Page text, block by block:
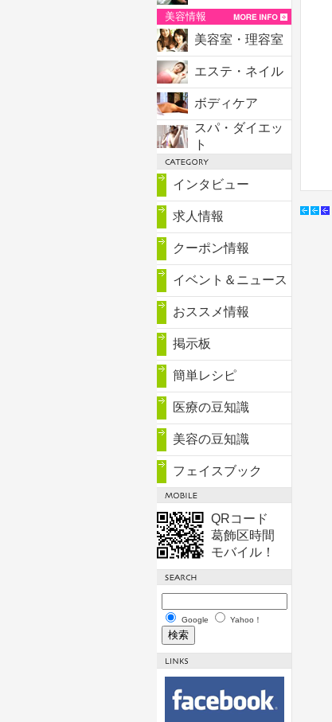
美容情報
美容室・理容室
エステ・ネイル
ボディケア
スパ・ダイエッ
ト
インタビュー
求人情報
クーポン情報
イベント＆ニュース
おススメ情報
掲示板
簡単レシピ
医療の豆知識
美容の豆知識
フェイスブック
QRコード
葛飾区時間
モバイル！
Google Yahoo！